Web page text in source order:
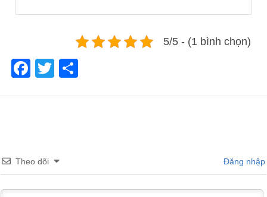
5/5 - (1 bình chọn)
Facebook
Twitter
Theo dõi Đăng nhập